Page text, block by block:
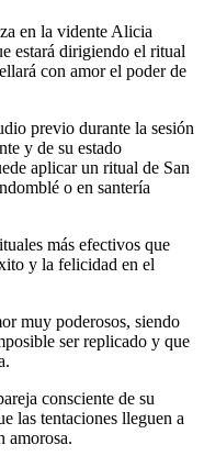
en la vidente Alicia
estará dirigiendo el ritual
con amor el poder de
previo durante la sesión
y de su estado
aplicar un ritual de San
o en santería
más efectivos que
y la felicidad en el
muy poderosos, siendo
ser replicado y que
consciente de su
las tentaciones lleguen a
amorosa.